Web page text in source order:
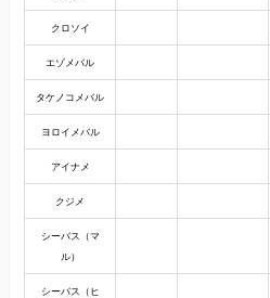
クロソイ
エゾメバル
タケノコメバル
ヨロイメバル
アイナメ
クジメ
シーバス（マ
ル）
シーバス（ヒ